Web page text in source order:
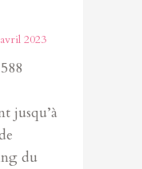
2023
jusqu’à
du